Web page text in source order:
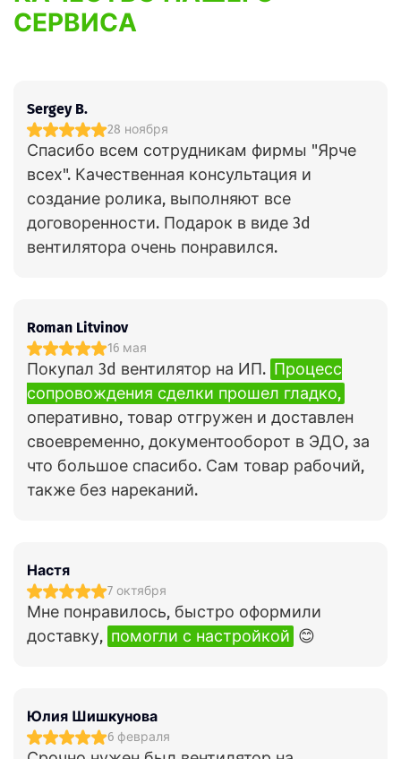
СЕРВИСА
Sergey B.
28 ноября
Спасибо всем сотрудникам фирмы "Ярче
всех". Качественная консультация и
создание ролика, выполняют все
договоренности. Подарок в виде 3d
вентилятора очень понравился.
Roman Litvinov
16 мая
Покупал 3d вентилятор на ИП. Процесс
сопровождения сделки прошел гладко,
оперативно, товар отгружен и доставлен
своевременно, документооборот в ЭДО, за
что большое спасибо. Сам товар рабочий,
также без нареканий.
Настя
7 октября
Мне понравилось, быстро оформили
доставку, помогли с настройкой 😊
Юлия Шишкунова
6 февраля